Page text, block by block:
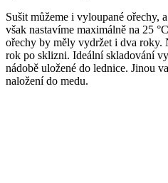
Sušit můžeme i vyloupané ořechy,
však nastavíme maximálně na 25
ořechy by měly vydržet i dva roky.
rok po sklizni. Ideální skladování
nádobě uložené do lednice. Jinou
naložení do medu.